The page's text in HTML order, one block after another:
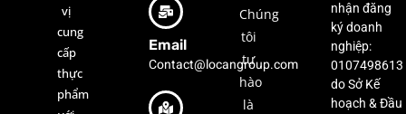
vị
cung
cấp
thực
phẩm
Email
Contact@locangroup.com
Chúng
tôi
tự
hào
là
nhận đăng
ký doanh
nghiệp:
0107498613
do Sở Kế
hoạch & Đầu